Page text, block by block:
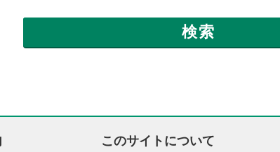
このサイトについて